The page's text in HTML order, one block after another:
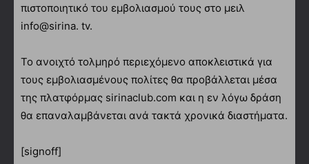
πιστοποιητικό του εμβολιασμού τους στο μειλ
info@sirina. tv.
Το ανοιχτό τολμηρό περιεχόμενο αποκλειστικά για
τους εμβολιασμένους πολίτες θα προβάλλεται μέσα
της πλατφόρμας sirinaclub.com και η εν λόγω δράση
θα επαναλαμβάνεται ανά τακτά χρονικά διαστήματα.
[signoff]